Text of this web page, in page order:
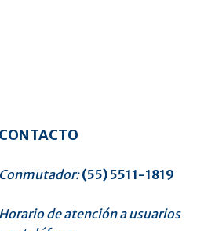
CONTACTO
Conmutador: (55) 5511-1819
Horario de atención a usuarios